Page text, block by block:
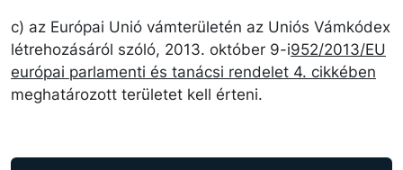
c) az Európai Unió vámterületén az Uniós Vámkódex
létrehozásáról szóló, 2013. október 9-i952/2013/EU
európai parlamenti és tanácsi rendelet 4. cikkében
meghatározott területet kell érteni.